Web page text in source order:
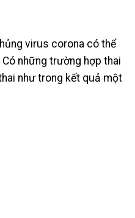
virus corona có thể
những trường hợp thai
như trong kết quả một